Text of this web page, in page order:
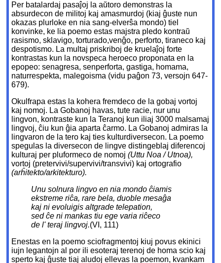
Per batalardaj pasaĵoj la aŭtoro demonstras la
absurdecon de militoj kaj amasmurdoj (kiaj ĝuste nun
okazas plurloke en nia sang-elverŝa mondo) tiel
konvinke, ke lia poemo estas majstra pledo kontraŭ
rasismo, sklavigo, torturado,venĝo, perforto, tiraneco kaj
despotismo. La multaj priskriboj de kruelaĵoj forte
kontrastas kun la novspeca heroeco proponata en la
epopeo: senagresa, senperforta, gastiga, homama,
naturrespekta, malegoisma (vidu paĝon 73, versojn 647-
679).
Okulfrapa estas la kohera fremdeco de la gobaj vortoj
kaj nomoj. La Gobanoj havas, tute racie, nur unu
lingvon, kontraste kun la Teranoj kun iliaj 3000 malsamaj
lingvoj, ĉiu kun ĝia aparta ĉarmo. La Gobanoj admiras la
lingvaron de la tero kaj ties kulturdiversecon. La poemo
spegulas la diversecon de lingve distingeblaj diferencoj
kulturaj per pluformeco de nomoj(Uttu Noa / Utnoa),
vortoj (pretervivi/supervivi/transvivi) kaj ortografio
(arĥitekto/arkitekturo).
Unu solnura lingvo en nia mondo ĉiamis
ekstreme riĉa, rare bela, duoble mesaĝa
kaj ni evoluigis altgrade telepation,
sed ĉe ni mankas tiu ege varia riĉeco
de l' teraj lingvoj.(VI, 111)
Enestas en la poemo sciofragmentoj kiuj povus ekinici
iujn legantojn al por ili esoteraj terenoj de homa scio kaj
sperto kaj ĝuste tiaj aludoj ellevas la poemon, kvankam